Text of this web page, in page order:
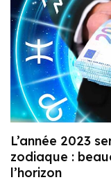
L’année 2023
zodiaque :
l’horizon